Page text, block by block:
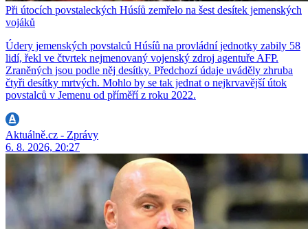
Při útocích povstaleckých Húsíů zemřelo na šest desítek jemenských
vojáků
Údery jemenských povstalců Húsíů na provládní jednotky zabily 58
lidí, řekl ve čtvrtek nejmenovaný vojenský zdroj agentuře AFP.
Zraněných jsou podle něj desítky. Předchozí údaje uváděly zhruba
čtyři desítky mrtvých. Mohlo by se tak jednat o nejkrvavější útok
povstalců v Jemenu od příměří z roku 2022.
Aktuálně.cz - Zprávy
6. 8. 2026, 20:27